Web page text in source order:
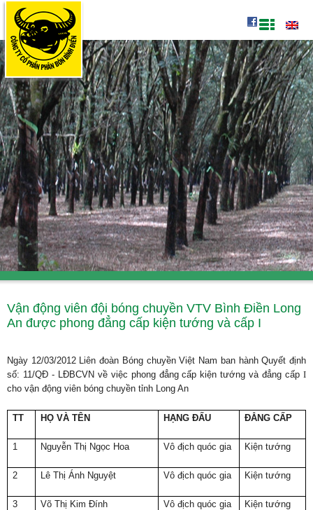
Vận động viên đội bóng chuyền VTV Bình Điền Long
An được phong đẳng cấp kiện tướng và cấp I
Ngày 12/03/2012 Liên đoàn Bóng chuyền Việt Nam ban hành Quyết định
số: 11/QĐ - LĐBCVN về việc phong đẳng cấp kiện tướng và đẳng cấp I
cho vận động viên bóng chuyền tỉnh Long An
TT HỌ VÀ TÊN HẠNG ĐẤU ĐẲNG CẤP
1 Nguyễn Thị Ngọc Hoa Vô địch quóc gia Kiện tướng
2 Lê Thị Ánh Nguyệt Vô địch quóc gia Kiện tướng
3 Võ Thị Kim Đính Vô địch quóc gia Kiện tướng